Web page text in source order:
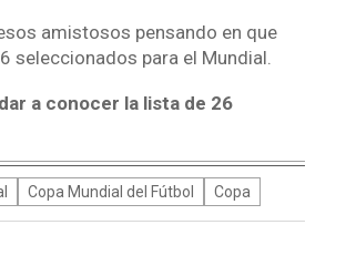
amistosos pensando en que
seleccionados para el Mundial.
a conocer la lista de 26
Copa Mundial del Fútbol Copa